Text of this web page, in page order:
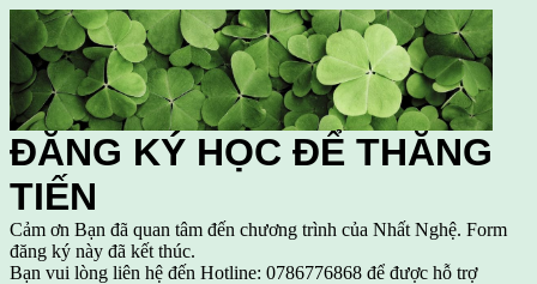
ĐĂNG KÝ HỌC ĐỂ THĂNG
TIẾN
Cảm ơn Bạn đã quan tâm đến chương trình của Nhất Nghệ. Form
đăng ký này đã kết thúc.
Bạn vui lòng liên hệ đến Hotline: 0786776868 để được hỗ trợ